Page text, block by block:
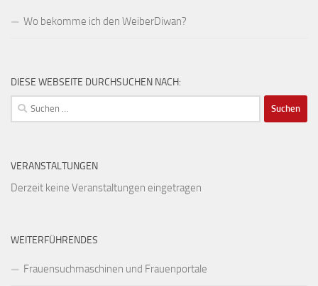
Wo bekomme ich den WeiberDiwan?
DIESE WEBSEITE DURCHSUCHEN NACH:
Suchen
nach:
VERANSTALTUNGEN
Derzeit keine Veranstaltungen eingetragen
WEITERFÜHRENDES
Frauensuchmaschinen und Frauenportale